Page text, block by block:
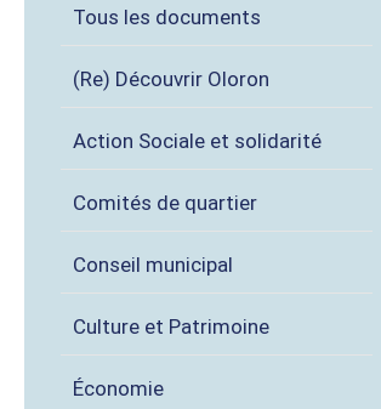
Tous les documents
(Re) Découvrir Oloron
Action Sociale et solidarité
Comités de quartier
Conseil municipal
Culture et Patrimoine
Économie